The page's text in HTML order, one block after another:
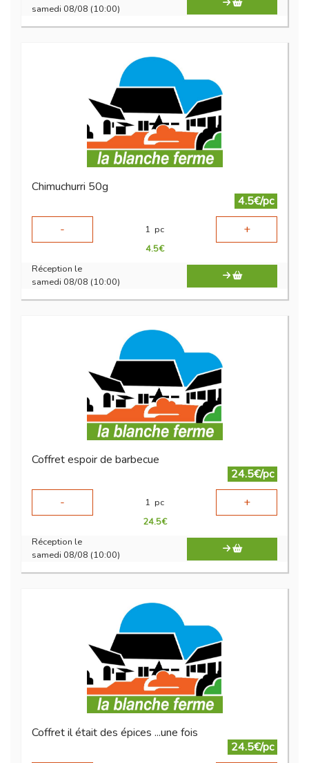
samedi 08/08 (10:00)
Chimuchurri 50g
4.5€/pc
-
1 pc +
4.5€
Réception le
samedi 08/08 (10:00)
Coffret espoir de barbecue
24.5€/pc
-
1 pc +
24.5€
Réception le
samedi 08/08 (10:00)
Coffret il était des épices ...une fois
24.5€/pc